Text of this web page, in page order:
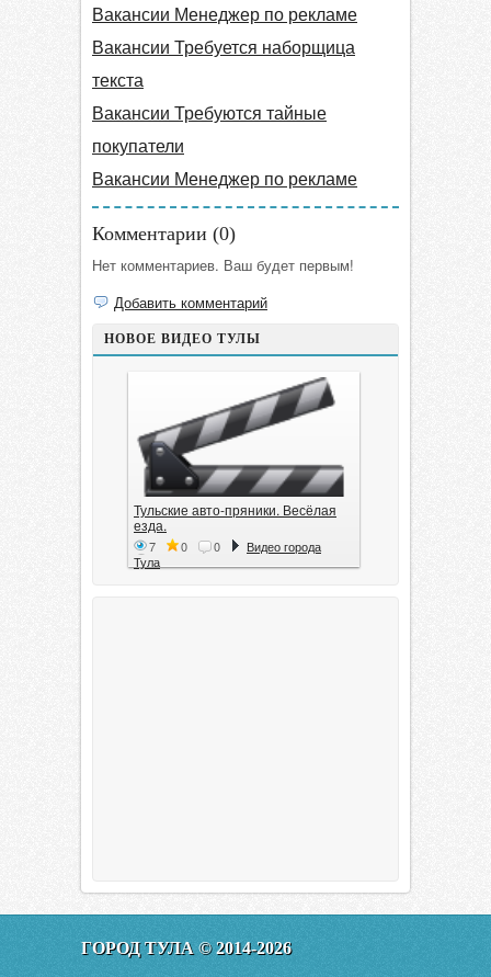
Вакансии Менеджер по рекламе
Вакансии Требуется наборщица
текста
Вакансии Требуются тайные
покупатели
Вакансии Менеджер по рекламе
Комментарии (0)
Нет комментариев. Ваш будет первым!
Добавить комментарий
НОВОЕ ВИДЕО ТУЛЫ
Тульские авто-пряники. Весёлая
езда.
7 0 0
Видео города
Тула
00:20:11
Эфир от 11.01.2016 (19.35) Тула
ГОРОД ТУЛА © 2014-2026